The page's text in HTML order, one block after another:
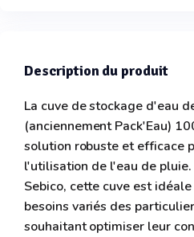
Description du produit
La cuve de stockage d'eau
(anciennement Pack'Eau)
solution robuste et efficace
l'utilisation de l'eau de
Sebico, cette cuve est
besoins variés des
souhaitant optimiser leur